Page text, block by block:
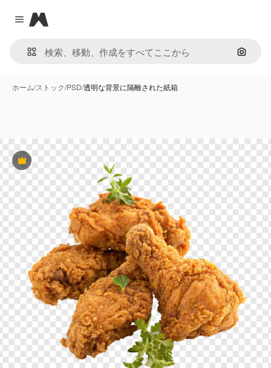
Close menu
Magnific
画像で
ホーム/ストック/PSD/透明な背景に隔離された紙箱
Premium